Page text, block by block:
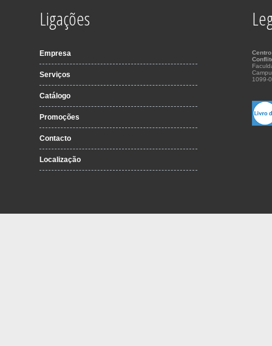
Ligações
Empresa
Serviços
Catálogo
Promoções
Contacto
Localização
1099-